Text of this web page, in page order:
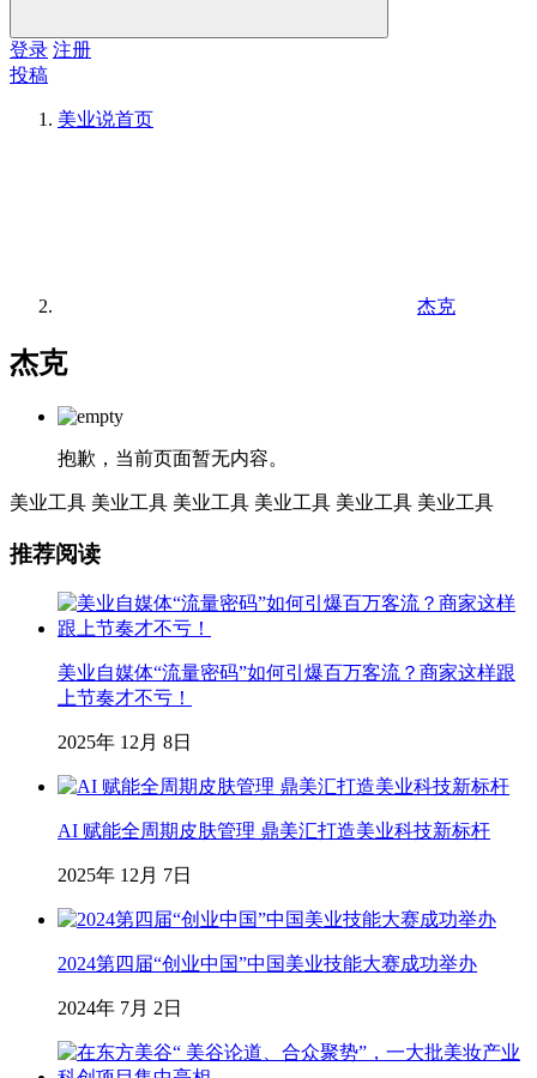
登录 注册
投稿
美业说首页
杰克
杰克
抱歉，当前页面暂无内容。
美业工具 美业工具 美业工具 美业工具 美业工具 美业工具
推荐阅读
美业自媒体“流量密码”如何引爆百万客流？商家这样跟
上节奏才不亏！
2025年 12月 8日
AI 赋能全周期皮肤管理 鼎美汇打造美业科技新标杆
2025年 12月 7日
2024第四届“创业中国”中国美业技能大赛成功举办
2024年 7月 2日